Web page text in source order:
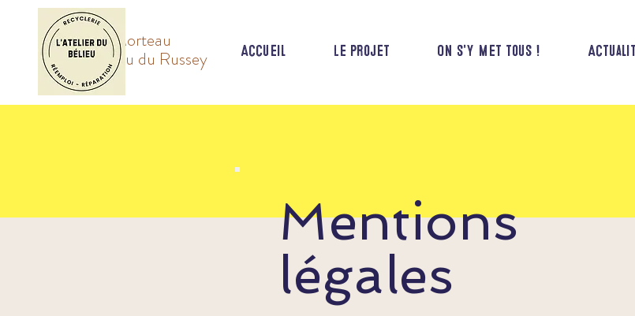
Val de Morteau
& Plateau du Russey Accueil Le projet On s'y met tous !
Mentions
légales